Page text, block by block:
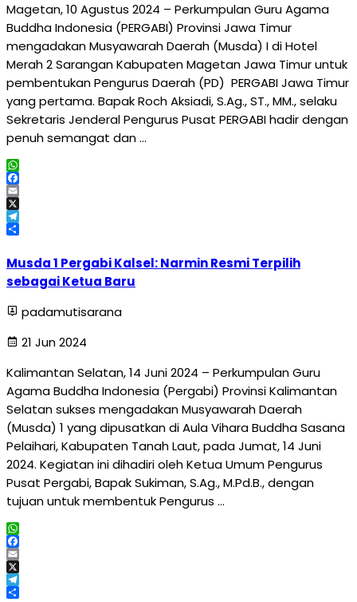
Magetan, 10 Agustus 2024 – Perkumpulan Guru Agama
Buddha Indonesia (PERGABI) Provinsi Jawa Timur
mengadakan Musyawarah Daerah (Musda) I di Hotel
Merah 2 Sarangan Kabupaten Magetan Jawa Timur untuk
pembentukan Pengurus Daerah (PD) PERGABI Jawa Timur
yang pertama. Bapak Roch Aksiadi, S.Ag., ST., MM., selaku
Sekretaris Jenderal Pengurus Pusat PERGABI hadir dengan
penuh semangat dan …
WhatsApp
Facebook
Email
X
Telegram
Musda 1 Pergabi Kalsel: Narmin Resmi Terpilih
sebagai Ketua Baru
padamutisarana
21 Jun 2024
Kalimantan Selatan, 14 Juni 2024 – Perkumpulan Guru
Agama Buddha Indonesia (Pergabi) Provinsi Kalimantan
Selatan sukses mengadakan Musyawarah Daerah
(Musda) 1 yang dipusatkan di Aula Vihara Buddha Sasana
Pelaihari, Kabupaten Tanah Laut, pada Jumat, 14 Juni
2024. Kegiatan ini dihadiri oleh Ketua Umum Pengurus
Pusat Pergabi, Bapak Sukiman, S.Ag., M.Pd.B., dengan
tujuan untuk membentuk Pengurus …
WhatsApp
Facebook
Email
X
Telegram